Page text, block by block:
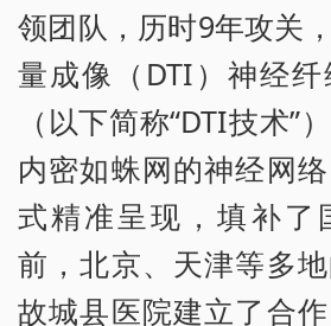
领团队，历时9年攻关
量成像（DTI）神经
（以下简称“DTI技术”
内密如蛛网的神经网
式精准呈现，填补了
前，北京、天津等多
故城县医院建立了合